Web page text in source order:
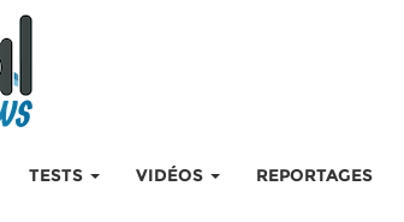
TESTS VIDÉOS REPORTAGES